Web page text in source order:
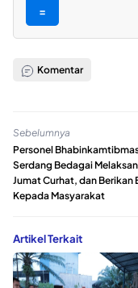
=
Komentar
Sebelumnya
Personel
Serdang Bedagai
Jumat Curhat, dan Berikan
Kepada Masyarakat
Artikel Terkait